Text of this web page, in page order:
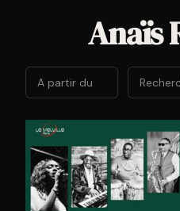
Anaïs
Lun
27 28 29
3 4 5
10 11